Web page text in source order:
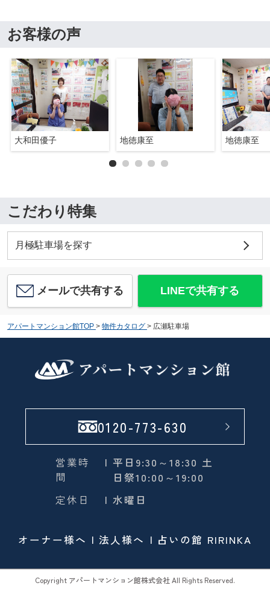
お客様の声
大和田優子 地徳康至 地徳康至
こだわり特集
月極駐車場を探す
メールで共有する LINEで共有する
アパートマンション館TOP > 物件カタログ > 広瀬駐車場
0120-773-630
営業時
間
| 平日9:30～18:30 土
日祭10:00～19:00
定休日
| 水曜日
オーナー様へ 法人様へ 占いの館 RIRINKA
Copyright アパートマンション館株式会社 All Rights Reserved.